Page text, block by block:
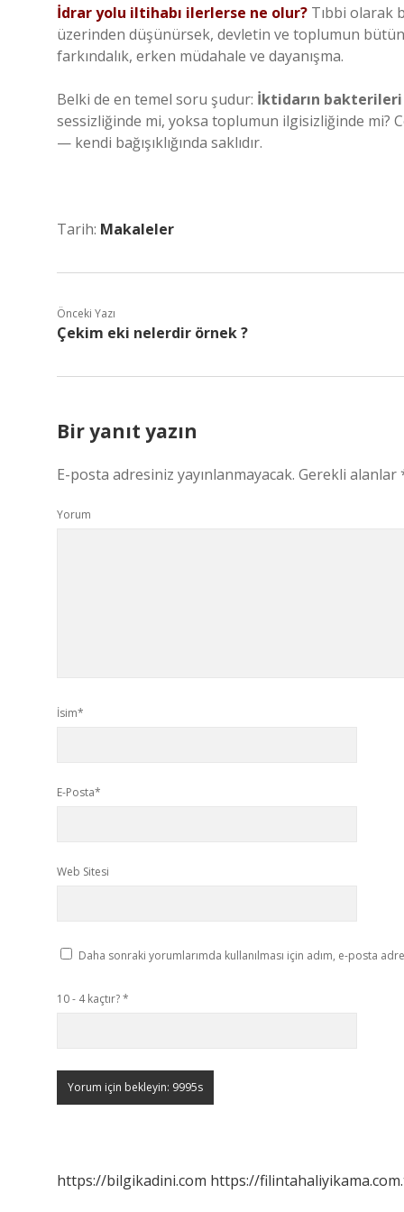
İdrar yolu iltihabı ilerlerse ne olur? Tıbbi olarak
üzerinden düşünürsek, devletin ve toplumun
farkındalık, erken müdahale ve dayanışma.
Belki de en temel soru şudur: İktidarın bakterileri
sessizliğinde mi, yoksa toplumun ilgisizliğinde
— kendi bağışıklığında saklıdır.
Tarih: Makaleler
Önceki Yazı
Çekim eki nelerdir örnek ?
Bir yanıt yazın
E-posta adresiniz yayınlanmayacak. Gerekli alanlar
Yorum
İsim*
E-Posta*
Web Sitesi
Daha sonraki yorumlarımda kullanılması için adım, e-posta
10 - 4 kaçtır?*
https://bilgikadini.com https://